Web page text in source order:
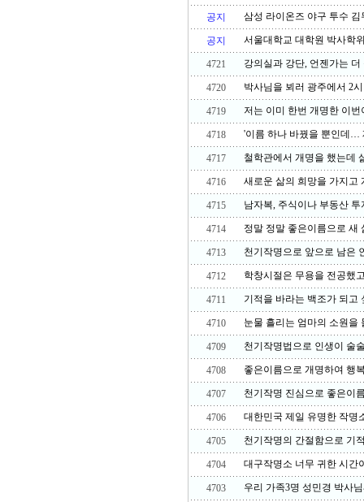
공지 삼성 라이온즈 야구 투수
공지 서울대학교 대학원 박사학
4721 강의실과 강단, 언젠가는
4720 박사님을 뵈러 광주에서 2
4719 저는 이미 한번 개명한 이
4718 '이름 하나 바꿨을 뿐인데…
4717 철학관에서 개명을 했는데
4716 새로운 삶의 희망을 가지고
4715 남자복, 주식이나 부동산
4714 정말 정말 좋은이름으로 새
4713 천기작명으로 앞으로 남은
4712 학창시절은 무용을 전공했
4711 기적을 바라는 백조가 되고
4710 눈물 흘리는 엄마의 소원을
4709 천기작명법으로 인생이 술
4708 좋은이름으로 개명하여 행
4707 천기작명 진심으로 좋은이
4706 대한민국 제일 유명한 작명
4705 천기작명의 간절함으로 기
4704 대구작명소 너무 귀한 시간
4703 우리 가족3명 성민경 박사